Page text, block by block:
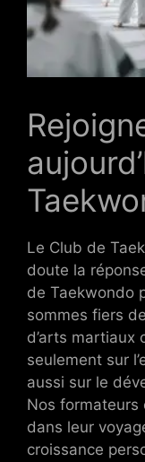
Le Club de
doute la
de Taekwondo
sommes fiers
d’arts martiaux
seulement sur
aussi sur le
Nos
dans leur
croissance